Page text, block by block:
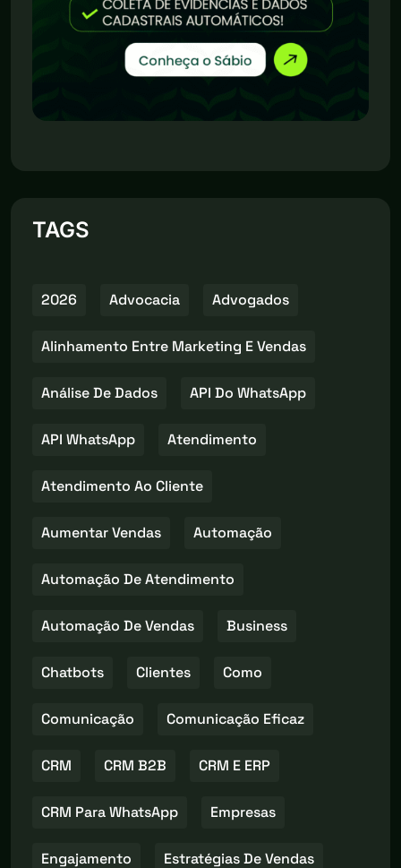
TAGS
2026 Advocacia Advogados
Alinhamento Entre Marketing E Vendas
Análise De Dados API Do WhatsApp
API WhatsApp Atendimento
Atendimento Ao Cliente
Aumentar Vendas Automação
Automação De Atendimento
Automação De Vendas Business
Chatbots Clientes Como
Comunicação Comunicação Eficaz
CRM CRM B2B CRM E ERP
CRM Para WhatsApp Empresas
Engajamento Estratégias De Vendas